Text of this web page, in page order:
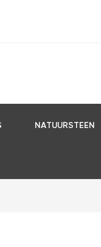
NATUURSTEEN